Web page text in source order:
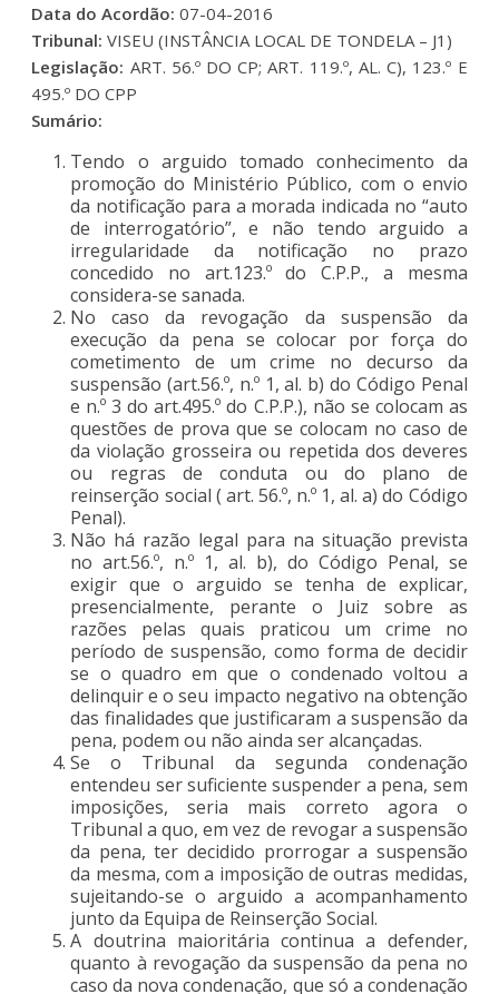
Data do Acordão: 07-04-2016
Tribunal: VISEU (INSTÂNCIA LOCAL DE TONDELA – J1)
Legislação: ART. 56.º DO CP; ART. 119.º, AL. C), 123.º E
495.º DO CPP
Sumário:
Tendo o arguido tomado conhecimento da
promoção do Ministério Público, com o envio
da notificação para a morada indicada no “auto
de interrogatório”, e não tendo arguido a
irregularidade da notificação no prazo
concedido no art.123.º do C.P.P., a mesma
considera-se sanada.
No caso da revogação da suspensão da
execução da pena se colocar por força do
cometimento de um crime no decurso da
suspensão (art.56.º, n.º 1, al. b) do Código Penal
e n.º 3 do art.495.º do C.P.P.), não se colocam as
questões de prova que se colocam no caso de
da violação grosseira ou repetida dos deveres
ou regras de conduta ou do plano de
reinserção social ( art. 56.º, n.º 1, al. a) do Código
Penal).
Não há razão legal para na situação prevista
no art.56.º, n.º 1, al. b), do Código Penal, se
exigir que o arguido se tenha de explicar,
presencialmente, perante o Juiz sobre as
razões pelas quais praticou um crime no
período de suspensão, como forma de decidir
se o quadro em que o condenado voltou a
delinquir e o seu impacto negativo na obtenção
das finalidades que justificaram a suspensão da
pena, podem ou não ainda ser alcançadas.
Se o Tribunal da segunda condenação
entendeu ser suficiente suspender a pena, sem
imposições, seria mais correto agora o
Tribunal a quo, em vez de revogar a suspensão
da pena, ter decidido prorrogar a suspensão
da mesma, com a imposição de outras medidas,
sujeitando-se o arguido a acompanhamento
junto da Equipa de Reinserção Social.
A doutrina maioritária continua a defender,
quanto à revogação da suspensão da pena no
caso da nova condenação, que só a condenação